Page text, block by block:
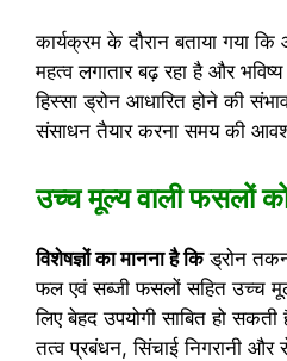
कार्यक्रम के दौरान बताया गया
महत्व लगातार बढ़ रहा है और
हिस्सा ड्रोन आधारित होने की
संसाधन तैयार करना समय की
उच्च मूल्य वाली फसलों
विशेषज्ञों का मानना है किड्रोन
फल एवं सब्जी फसलों सहित उच्च
लिए बेहद उपयोगी साबित हो
तत्व प्रबंधन, सिंचाई निगरानी और